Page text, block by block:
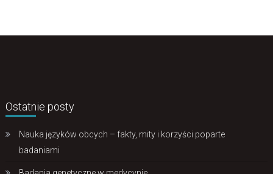
Ostatnie posty
Nauka języków obcych – fakty, mity i korzyści poparte
badaniami